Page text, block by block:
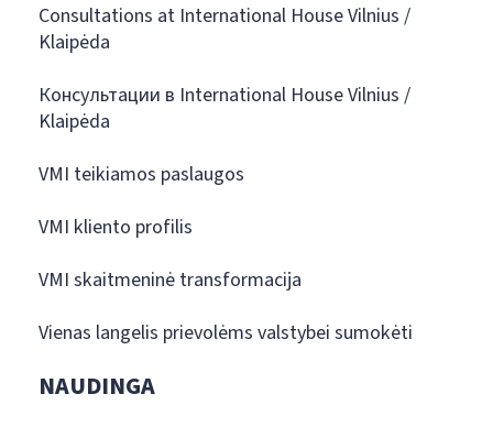
Consultations at International House Vilnius /
Klaipėda
Консультации в International House Vilnius /
Klaipėda
VMI teikiamos paslaugos
VMI kliento profilis
VMI skaitmeninė transformacija
Vienas langelis prievolėms valstybei sumokėti
NAUDINGA